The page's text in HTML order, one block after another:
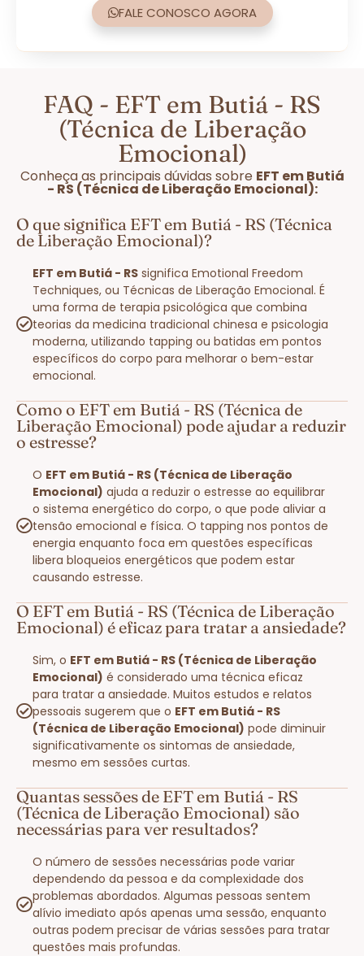
FALE CONOSCO AGORA
FAQ - EFT em Butiá - RS
(Técnica de Liberação
Emocional)
Conheça as principais dúvidas sobre EFT em Butiá
- RS (Técnica de Liberação Emocional):
O que significa EFT em Butiá - RS (Técnica
de Liberação Emocional)?
EFT em Butiá - RS significa Emotional Freedom
Techniques, ou Técnicas de Liberação Emocional. É
uma forma de terapia psicológica que combina
teorias da medicina tradicional chinesa e psicologia
moderna, utilizando tapping ou batidas em pontos
específicos do corpo para melhorar o bem-estar
emocional.
Como o EFT em Butiá - RS (Técnica de
Liberação Emocional) pode ajudar a reduzir
o estresse?
O EFT em Butiá - RS (Técnica de Liberação
Emocional) ajuda a reduzir o estresse ao equilibrar
o sistema energético do corpo, o que pode aliviar a
tensão emocional e física. O tapping nos pontos de
energia enquanto foca em questões específicas
libera bloqueios energéticos que podem estar
causando estresse.
O EFT em Butiá - RS (Técnica de Liberação
Emocional) é eficaz para tratar a ansiedade?
Sim, o EFT em Butiá - RS (Técnica de Liberação
Emocional) é considerado uma técnica eficaz
para tratar a ansiedade. Muitos estudos e relatos
pessoais sugerem que o EFT em Butiá - RS
(Técnica de Liberação Emocional) pode diminuir
significativamente os sintomas de ansiedade,
mesmo em sessões curtas.
Quantas sessões de EFT em Butiá - RS
(Técnica de Liberação Emocional) são
necessárias para ver resultados?
O número de sessões necessárias pode variar
dependendo da pessoa e da complexidade dos
problemas abordados. Algumas pessoas sentem
alívio imediato após apenas uma sessão, enquanto
outras podem precisar de várias sessões para tratar
questões mais profundas.